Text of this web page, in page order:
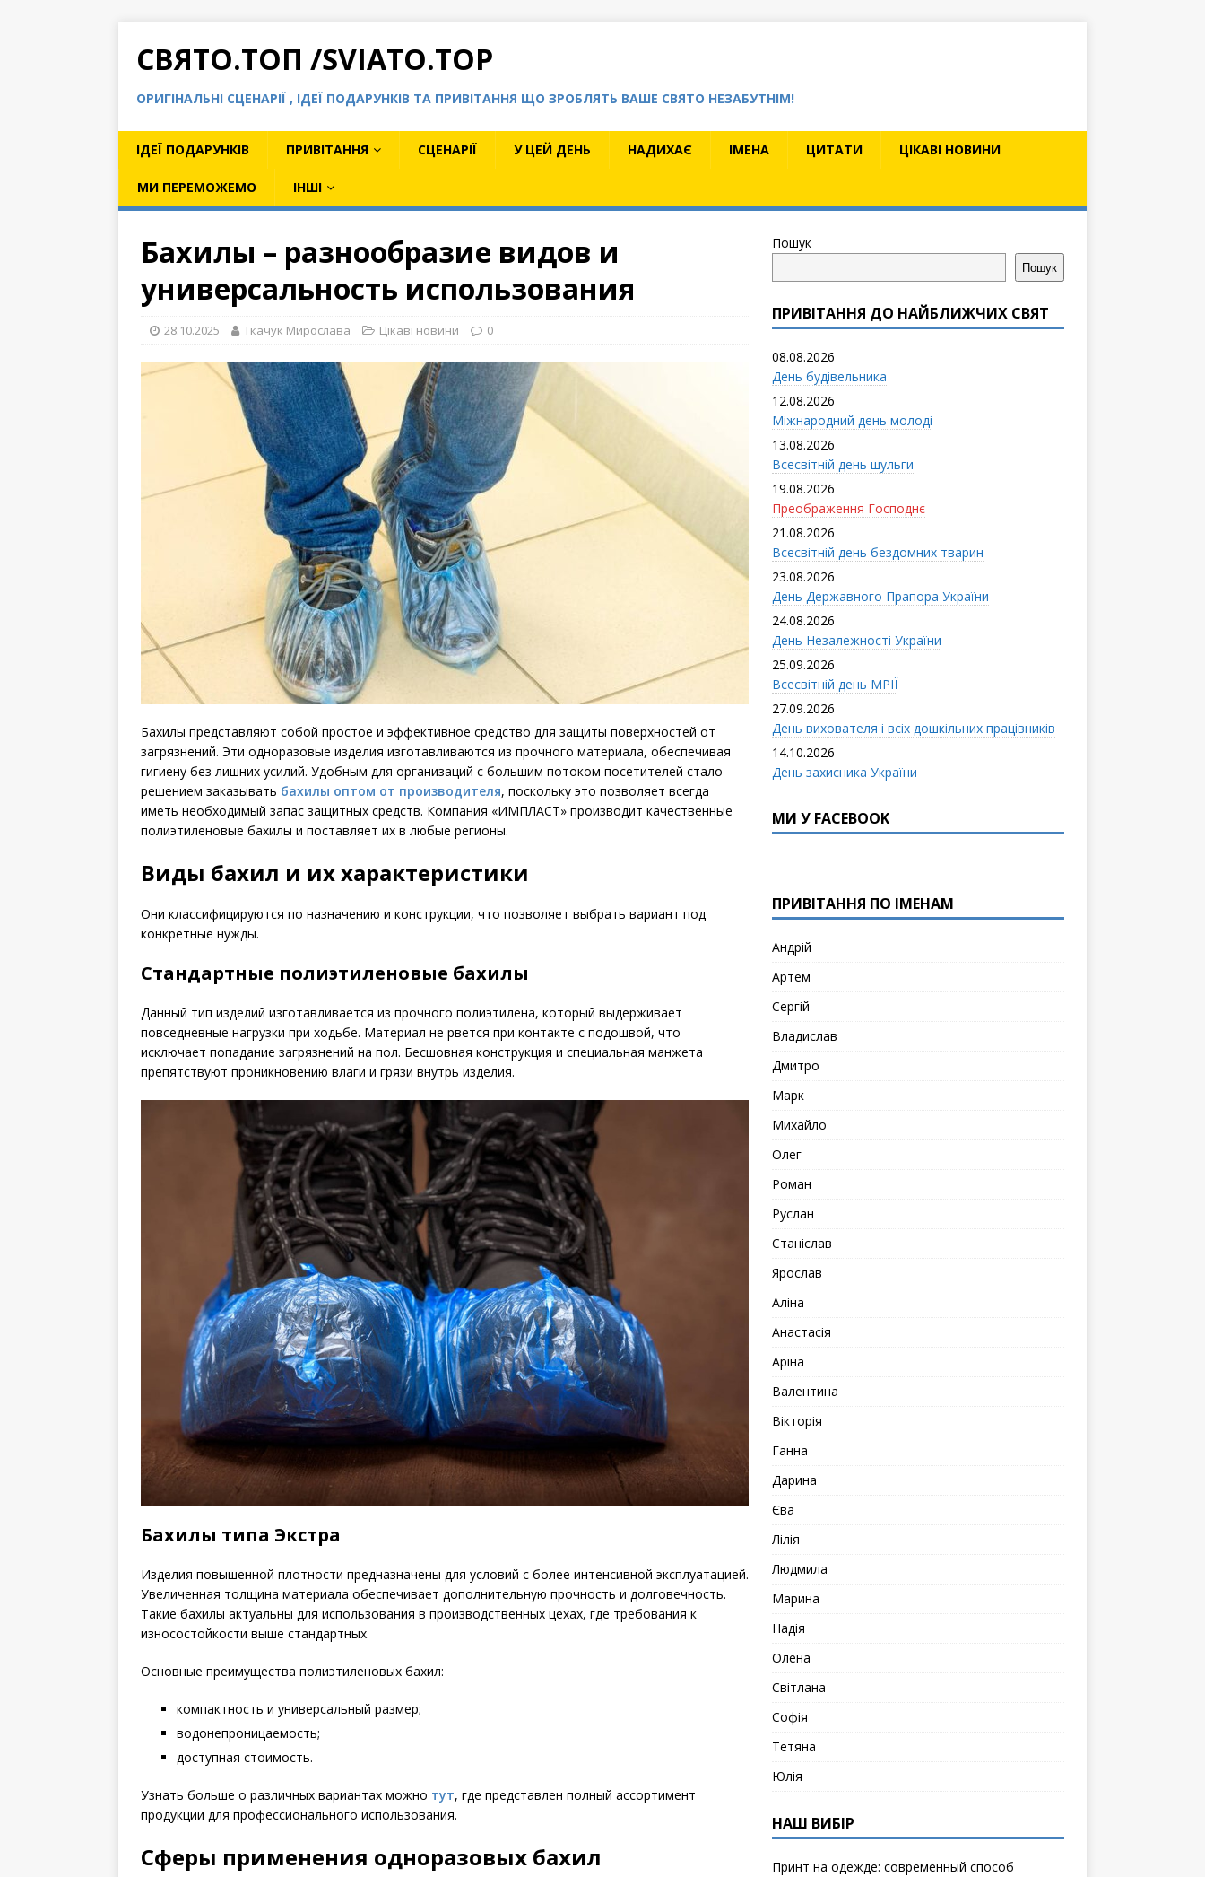
СВЯТО.ТОП /SVIATO.TOP
ОРИГІНАЛЬНІ СЦЕНАРІЇ , ІДЕЇ ПОДАРУНКІВ ТА ПРИВІТАННЯ ЩО ЗРОБЛЯТЬ ВАШЕ СВЯТО НЕЗАБУТНІМ!
ІДЕЇ ПОДАРУНКІВ ПРИВІТАННЯ СЦЕНАРІЇ У ЦЕЙ ДЕНЬ НАДИХАЄ ІМЕНА ЦИТАТИ ЦІКАВІ НОВИНИ
МИ ПЕРЕМОЖЕМО ІНШІ
Бахилы – разнообразие видов и
универсальность использования
28.10.2025 Ткачук Мирослава Цікаві новини 0
Бахилы представляют собой простое и эффективное средство для защиты поверхностей от
загрязнений. Эти одноразовые изделия изготавливаются из прочного материала, обеспечивая
гигиену без лишних усилий. Удобным для организаций с большим потоком посетителей стало
решением заказывать бахилы оптом от производителя, поскольку это позволяет всегда
иметь необходимый запас защитных средств. Компания «ИМПЛАСТ» производит качественные
полиэтиленовые бахилы и поставляет их в любые регионы.
Виды бахил и их характеристики
Они классифицируются по назначению и конструкции, что позволяет выбрать вариант под
конкретные нужды.
Стандартные полиэтиленовые бахилы
Данный тип изделий изготавливается из прочного полиэтилена, который выдерживает
повседневные нагрузки при ходьбе. Материал не рвется при контакте с подошвой, что
исключает попадание загрязнений на пол. Бесшовная конструкция и специальная манжета
препятствуют проникновению влаги и грязи внутрь изделия.
Бахилы типа Экстра
Изделия повышенной плотности предназначены для условий с более интенсивной эксплуатацией.
Увеличенная толщина материала обеспечивает дополнительную прочность и долговечность.
Такие бахилы актуальны для использования в производственных цехах, где требования к
износостойкости выше стандартных.
Основные преимущества полиэтиленовых бахил:
компактность и универсальный размер;
водонепроницаемость;
доступная стоимость.
Узнать больше о различных вариантах можно тут, где представлен полный ассортимент
продукции для профессионального использования.
Сферы применения одноразовых бахил
Пошук
Пошук
ПРИВІТАННЯ ДО НАЙБЛИЖЧИХ СВЯТ
08.08.2026
День будівельника
12.08.2026
Міжнародний день молоді
13.08.2026
Всесвітній день шульги
19.08.2026
Преображення Господнє
21.08.2026
Всесвітній день бездомних тварин
23.08.2026
День Державного Прапора України
24.08.2026
День Незалежності України
25.09.2026
Всесвітній день МРІЇ
27.09.2026
День вихователя і всіx дошкільних працівників
14.10.2026
День захисника України
МИ У FACEBOOK
ПРИВІТАННЯ ПО ІМЕНАМ
Андрій
Артем
Сергій
Владислав
Дмитро
Марк
Михайло
Олег
Роман
Руслан
Станіслав
Ярослав
Аліна
Анастасія
Аріна
Валентина
Вікторія
Ганна
Дарина
Єва
Лілія
Людмила
Марина
Надія
Олена
Світлана
Софія
Тетяна
Юлія
НАШ ВИБІР
Принт на одежде: современный способ